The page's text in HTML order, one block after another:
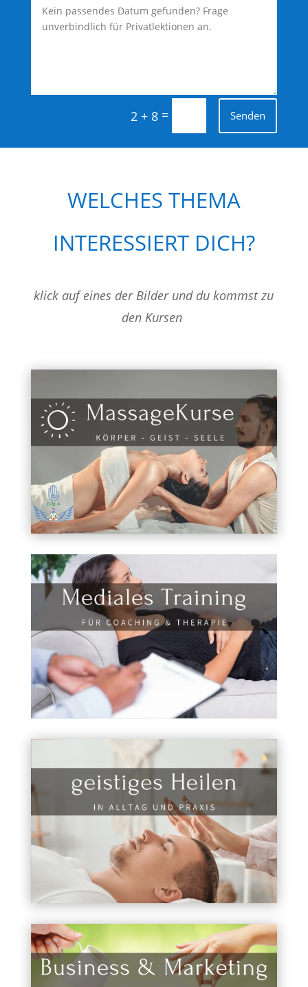
2 + 8 = Senden
WELCHES THEMA
INTERESSIERT DICH?
klick auf eines der Bilder und du kommst zu
den Kursen